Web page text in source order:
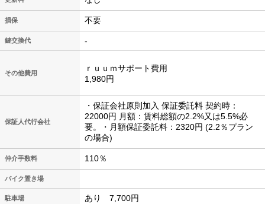
損保 不要
鍵交換代 -
その他費用
ｒｕｕｍサポート費用
1,980円
保証人代行会社
・保証会社原則加入 保証委託料 契約時：
22000円 月額：賃料総額の2.2%又は5.5%必
要。・月額保証委託料：2320円 (2.2％プラン
の場合)
仲介手数料 110％
バイク置き場
駐車場 あり 7,700円